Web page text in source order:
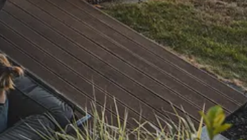
Versand